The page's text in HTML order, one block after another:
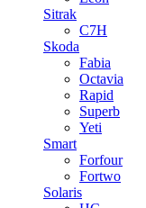
Sitrak
C7H
Skoda
Fabia
Octavia
Rapid
Superb
Yeti
Smart
Forfour
Fortwo
Solaris